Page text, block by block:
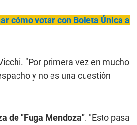
cómo votar con Boleta Única a
"Por primera vez en mucho
y no es una cuestión
de "Fuga Mendoza". "Esto pasa